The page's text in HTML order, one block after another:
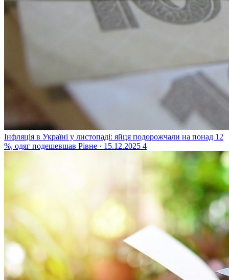
Інфляція в Україні у листопаді: яйця подорожчали на понад 12
%, одяг подешевшав Рівне · 15.12.2025 4